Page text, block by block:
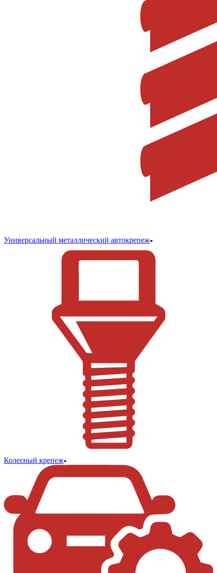
Универсальный металлический автокрепеж
Колесный крепеж